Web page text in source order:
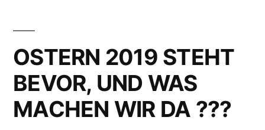
OSTERN 2019 STEHT
BEVOR, UND WAS
MACHEN WIR DA ???